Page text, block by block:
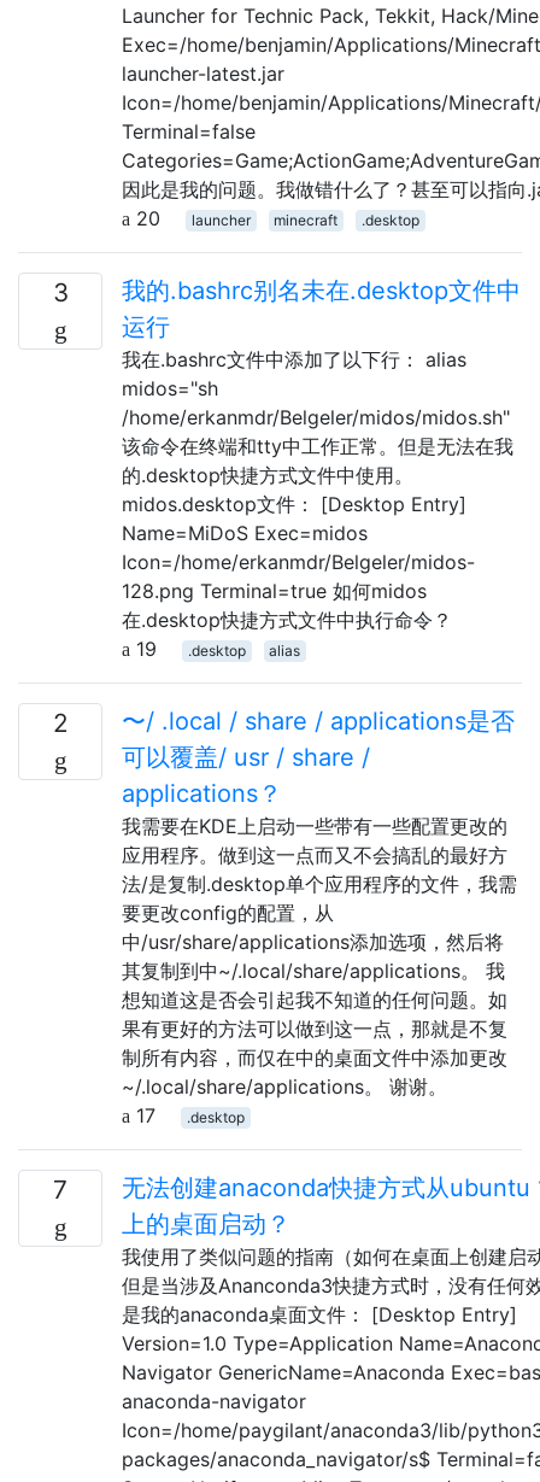
Launcher for Technic Pack, Tekkit, Hack/
Exec=/home/benjamin/Applications/
launcher-latest.jar
Icon=/home/benjamin/Applications/
Terminal=false
因此是我的问题。我做错什么了？甚至可以指向
20
launcher minecraft .desktop
3
我的.bashrc别名未在.desktop文件中
运行
我在.bashrc文件中添加了以下行： alias
midos="sh
/home/erkanmdr/Belgeler/midos/midos.sh"
该命令在终端和tty中工作正常。但是无法在我
的.desktop快捷方式文件中使用。
midos.desktop文件： [Desktop Entry]
Name=MiDoS Exec=midos
Icon=/home/erkanmdr/Belgeler/midos-
128.png Terminal=true 如何midos
在.desktop快捷方式文件中执行命令？
19
.desktop alias
2
〜/ .local / share / applications是否
可以覆盖/ usr / share /
applications？
我需要在KDE上启动一些带有一些配置更改的
应用程序。做到这一点而又不会搞乱的最好方
法/是复制.desktop单个应用程序的文件，我需
要更改config的配置，从
中/usr/share/applications添加选项，然后将
其复制到中~/.local/share/applications。 我
想知道这是否会引起我不知道的任何问题。如
果有更好的方法可以做到这一点，那就是不复
制所有内容，而仅在中的桌面文件中添加更改
~/.local/share/applications。 谢谢。
17
.desktop
7
无法创建anaconda快捷方式从ubuntu
上的桌面启动？
我使用了类似问题的指南（如何在桌面上创建启
但是当涉及Ananconda3快捷方式时，没有任何
是我的anaconda桌面文件： [Desktop Entry]
Version=1.0 Type=Application
Navigator GenericName=Anaconda
anaconda-navigator
Icon=/home/paygilant/anaconda3/lib/
packages/anaconda_navigator/s$